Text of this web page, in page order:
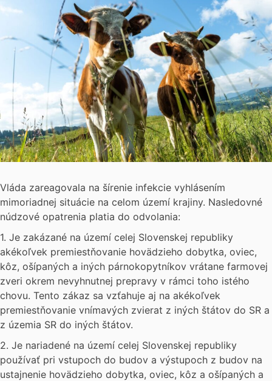
Vláda zareagovala na šírenie infekcie vyhlásením
mimoriadnej situácie na celom území krajiny. Nasledovné
núdzové opatrenia platia do odvolania:
1. Je zakázané na území celej Slovenskej republiky
akékoľvek premiestňovanie hovädzieho dobytka, oviec,
kôz, ošípaných a iných párnokopytníkov vrátane farmovej
zveri okrem nevyhnutnej prepravy v rámci toho istého
chovu. Tento zákaz sa vzťahuje aj na akékoľvek
premiestňovanie vnímavých zvierat z iných štátov do SR a
z územia SR do iných štátov.
2. Je nariadené na území celej Slovenskej republiky
používať pri vstupoch do budov a výstupoch z budov na
ustajnenie hovädzieho dobytka, oviec, kôz a ošípaných a